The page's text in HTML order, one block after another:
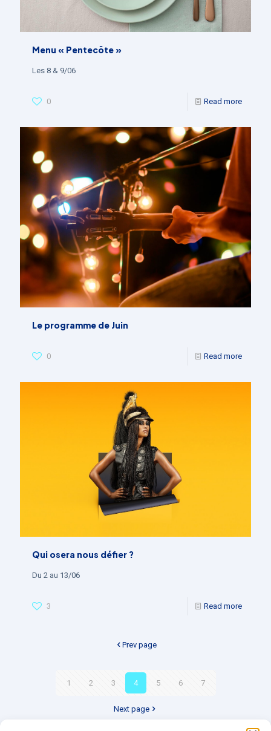
Menu « Pentecôte »
Les 8 & 9/06
0 Read more
Le programme de Juin
0 Read more
Qui osera nous défier ?
Du 2 au 13/06
3 Read more
Prev page
1 2 3 4 5 6 7
Next page